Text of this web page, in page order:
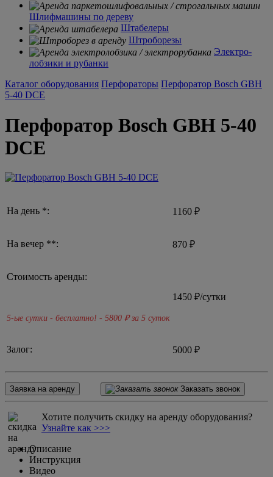
Шлифмашины по дереву
Штабелеры
Штроборезы
Электро-
лобзики и рубанки
Каталог оборудования Перфораторы Перфоратор Bosch GBH
5-40 DCE
Перфоратор Bosch GBH 5-40
DCE
На день *: 1160 ₽
На вечер **: 870 ₽
Стоимость аренды:
5-ые сутки - бесплатно! - 5800 ₽ за 5 суток
1450 ₽/сутки
Залог: 5000 ₽
Заявка на аренду Заказать звонок
Хотите получить скидку на аренду оборудования?
Узнайте как >>>
Описание
Инструкция
Видео